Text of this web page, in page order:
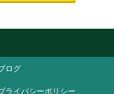
ログ
ライバシーポリシー